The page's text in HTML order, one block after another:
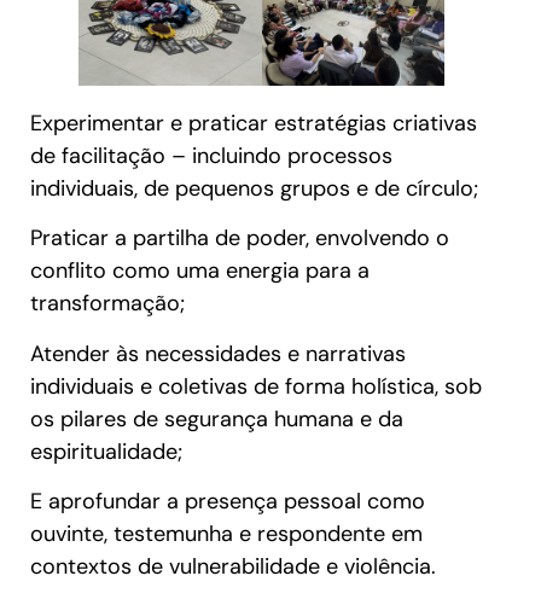
Experimentar e praticar estratégias criativas
de facilitação – incluindo processos
individuais, de pequenos grupos e de círculo;
Praticar a partilha de poder, envolvendo o
conflito como uma energia para a
transformação;
Atender às necessidades e narrativas
individuais e coletivas de forma holística, sob
os pilares de segurança humana e da
espiritualidade;
E aprofundar a presença pessoal como
ouvinte, testemunha e respondente em
contextos de vulnerabilidade e violência.